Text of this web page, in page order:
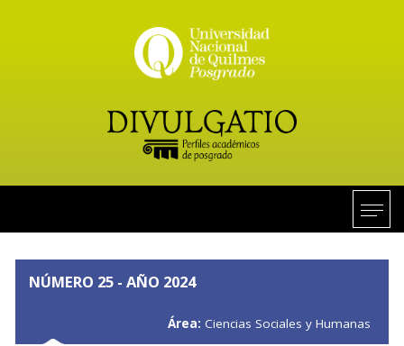
NÚMERO 25 - AÑO 2024
Área: Ciencias Sociales y Humanas